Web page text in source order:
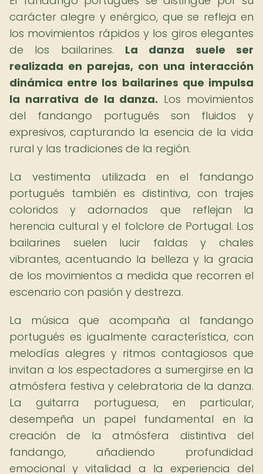
carácter alegre y enérgico, que se refleja en
los movimientos rápidos y los giros elegantes
de los bailarines. La danza suele ser
realizada en parejas, con una interacción
dinámica entre los bailarines que impulsa
la narrativa de la danza. Los movimientos
del fandango portugués son fluidos y
expresivos, capturando la esencia de la vida
rural y las tradiciones de la región.
La vestimenta utilizada en el fandango
portugués también es distintiva, con trajes
coloridos y adornados que reflejan la
herencia cultural y el folclore de Portugal. Los
bailarines suelen lucir faldas y chales
vibrantes, acentuando la belleza y la gracia
de los movimientos a medida que recorren el
escenario con pasión y destreza.
La música que acompaña al fandango
portugués es igualmente característica, con
melodías alegres y ritmos contagiosos que
invitan a los espectadores a sumergirse en la
atmósfera festiva y celebratoria de la danza.
La guitarra portuguesa, en particular,
desempeña un papel fundamental en la
creación de la atmósfera distintiva del
fandango, añadiendo profundidad
emocional y vitalidad a la experiencia del